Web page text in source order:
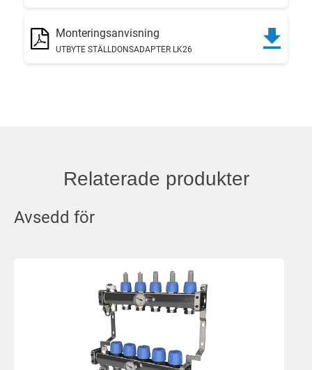
Monteringsanvisning
UTBYTE STÄLLDONSADAPTER LK26
Relaterade produkter
Avsedd för